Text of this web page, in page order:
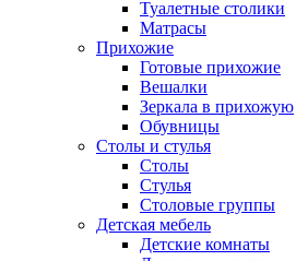
Туалетные столики
Матрасы
Прихожие
Готовые прихожие
Вешалки
Зеркала в прихожую
Обувницы
Столы и стулья
Столы
Стулья
Столовые группы
Детская мебель
Детские комнаты